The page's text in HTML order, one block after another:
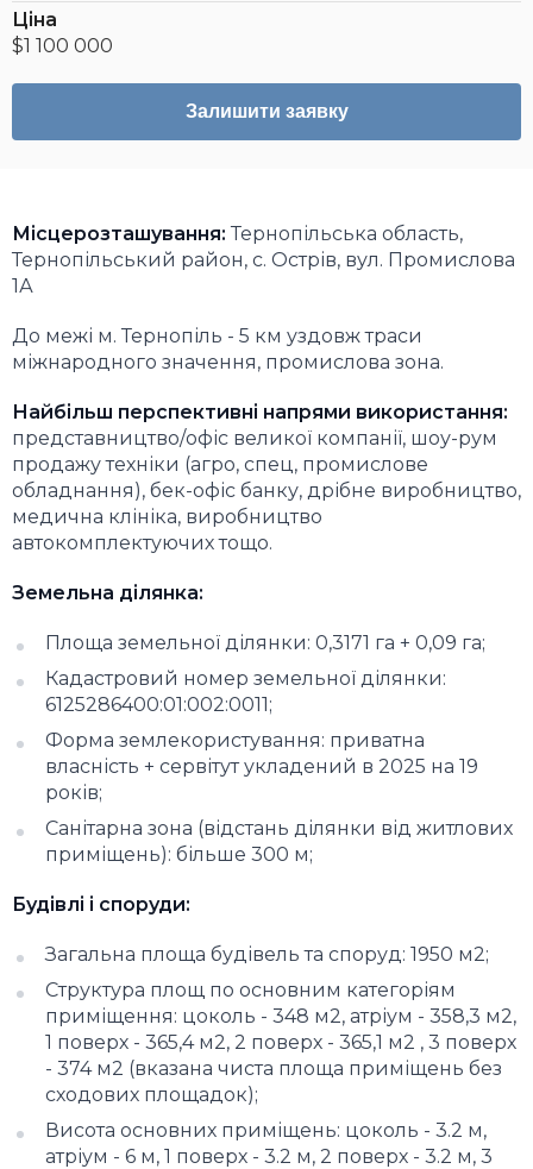
Ціна
$1 100 000
Залишити заявку
Місцерозташування: Тернопільська область,
Тернопільський район, с. Острів, вул. Промислова
1А
До межі м. Тернопіль - 5 км уздовж траси
міжнародного значення, промислова зона.
Найбільш перспективні напрями використання:
представництво/офіс великої компанії, шоу-рум
продажу техніки (агро, спец, промислове
обладнання), бек-офіс банку, дрібне виробництво,
медична клініка, виробництво
автокомплектуючих тощо.
Земельна ділянка:
Площа земельної ділянки: 0,3171 га + 0,09 га;
Кадастровий номер земельної ділянки:
6125286400:01:002:0011;
Форма землекористування: приватна
власність + сервітут укладений в 2025 на 19
років;
Санітарна зона (відстань ділянки від житлових
приміщень): більше 300 м;
Будівлі і споруди:
Загальна площа будівель та споруд: 1950 м2;
Структура площ по основним категоріям
приміщення: цоколь - 348 м2, атріум - 358,3 м2,
1 поверх - 365,4 м2, 2 поверх - 365,1 м2 , 3 поверх
- 374 м2 (вказана чиста площа приміщень без
сходових площадок);
Висота основних приміщень: цоколь - 3.2 м,
атріум - 6 м, 1 поверх - 3.2 м, 2 поверх - 3.2 м, 3